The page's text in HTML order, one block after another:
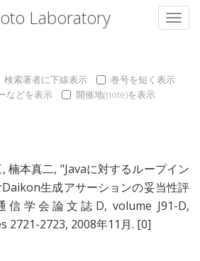
Laboratory
検索著者に下線表示
巻号を短く表示
などを表示
開催地(note)を表示
, 楠本真二, "Javaに対するループイン
生成アサーションの妥当性評
信学会論文誌D, volume J91-D,
2721-2723, 2008年11月. [0]